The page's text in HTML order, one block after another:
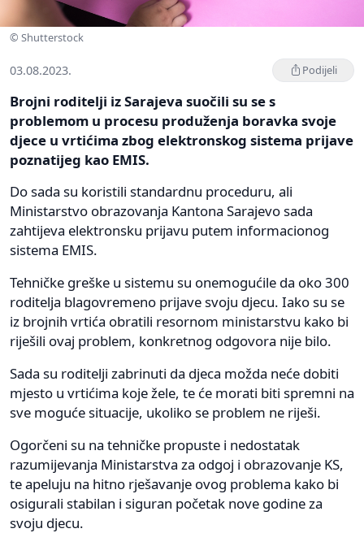
© Shutterstock
03.08.2023. Podijeli
Brojni roditelji iz Sarajeva suočili su se s
problemom u procesu produženja boravka svoje
djece u vrtićima zbog elektronskog sistema prijave
poznatijeg kao EMIS.
Do sada su koristili standardnu proceduru, ali
Ministarstvo obrazovanja Kantona Sarajevo sada
zahtijeva elektronsku prijavu putem informacionog
sistema EMIS.
Tehničke greške u sistemu su onemogućile da oko 300
roditelja blagovremeno prijave svoju djecu. Iako su se
iz brojnih vrtića obratili resornom ministarstvu kako bi
riješili ovaj problem, konkretnog odgovora nije bilo.
Sada su roditelji zabrinuti da djeca možda neće dobiti
mjesto u vrtićima koje žele, te će morati biti spremni na
sve moguće situacije, ukoliko se problem ne riješi.
Ogorčeni su na tehničke propuste i nedostatak
razumijevanja Ministarstva za odgoj i obrazovanje KS,
te apeluju na hitno rješavanje ovog problema kako bi
osigurali stabilan i siguran početak nove godine za
svoju djecu.